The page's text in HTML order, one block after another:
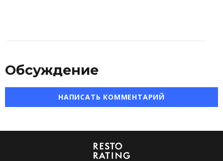
Обсуждение
НАПИСАТЬ КОММЕНТАРИЙ